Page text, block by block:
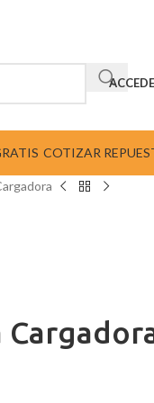
COTIZAR